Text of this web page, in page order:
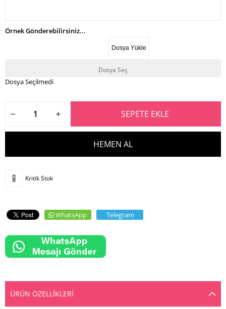
Örnek Gönderebilirsiniz...
Dosya Yükle
Dosya Seçilmedi
Kritik Stok
WhatsApp Telegram
ÜRÜN ÖZELLIKLERI